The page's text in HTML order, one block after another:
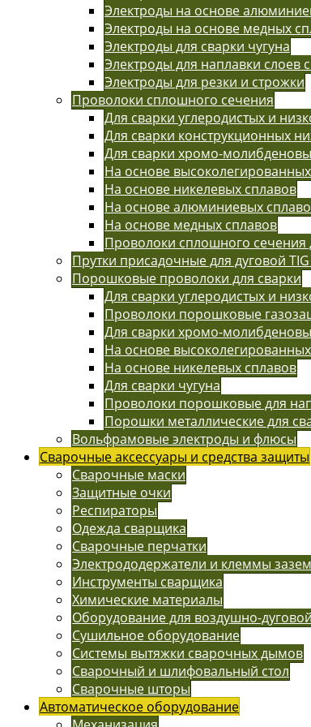
Электроды на основе
Электроды на основе медных
Электроды для сварки чугуна
Электроды для наплавки слоев
Электроды для резки и строжки
Проволоки сплошного сечения
Для сварки углеродистых и
Для сварки конструкционных
Для сварки хромо-
На основе высоколегированных
На основе никелевых сплавов
На основе алюминиевых
На основе медных сплавов
Проволоки сплошного сечения
Прутки присадочные для дуговой
Порошковые проволоки для сварки
Для сварки углеродистых и
Проволоки порошковые
Для сварки хромо-
На основе высоколегированных
На основе никелевых сплавов
Для сварки чугуна
Проволоки порошковые для
Порошки металлические для
Вольфрамовые электроды и флюсы
Сварочные аксессуары и средства защиты
Сварочные маски
Защитные очки
Респираторы
Одежда сварщика
Сварочные перчатки
Электрододержатели и клеммы
Инструменты сварщика
Химические материалы
Оборудование для воздушно-
Сушильное оборудование
Системы вытяжки сварочных дымов
Сварочный и шлифовальный стол
Сварочные шторы
Автоматическое оборудование